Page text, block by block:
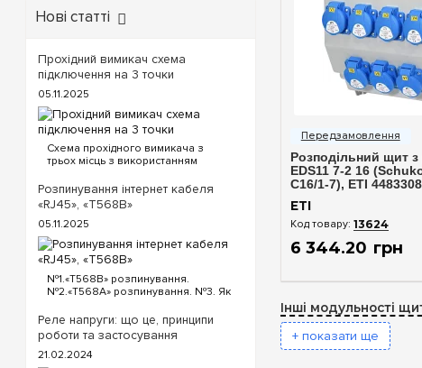
Розподільний щит
EDS11 7-2 16
C16/1-7), ETI 4483308
ETI
13624
6 344.20 грн
Інші модульності
+ показати ще
Нові статті
Прохідний вимикач схема
підключення на 3 точки
05.11.2025
Схема прохідного вимикача з
трьох місць з використанням
вимикача. Для реалізації схеми
прохідних вимикачів з трьох точок
будуть потрібні наступні вимикачі:
Два од...
Розпинування інтернет кабеля
«RJ45», «T568B»
05.11.2025
№1.«T568B» розпинування.
№2.«T568A» розпинування. №3. Як
«T568B» розпинування інтернет
кабелю Порядок проводів схеми
«T568B»: «T568B» 1...
Реле напруги: що це, принципи
роботи та застосування
21.02.2024